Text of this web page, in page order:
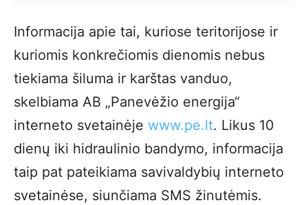
Informacija apie tai, kuriose teritorijose ir
kuriomis konkrečiomis dienomis nebus
tiekiama šiluma ir karštas vanduo,
skelbiama AB „Panevėžio energija“
interneto svetainėje www.pe.lt. Likus 10
dienų iki hidraulinio bandymo, informacija
taip pat pateikiama savivaldybių interneto
svetainėse, siunčiama SMS žinutėmis.